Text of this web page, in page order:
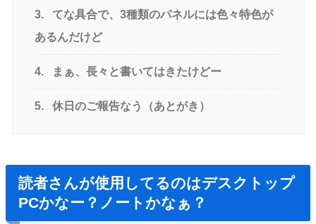
3.
てな具合で、3種類のパネルには色々特色が
あるんだけど
4. まぁ、長々と書いてはきたけどー
5. 休日のご報告なう（あとがき）
読者さんが使用してるのはデスクトップ
PCかなー？ノートかなぁ？